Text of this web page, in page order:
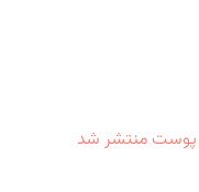
پوست منتشر شد